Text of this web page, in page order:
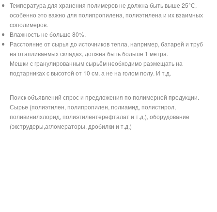
Температура для хранения полимеров не должна быть выше 25°С,
особенно это важно для полипропилена, полиэтилена и их взаимных
сополимеров.
Влажность не больше 80%.
Расстояние от сырья до источников тепла, например, батарей и труб
на отапливаемых складах, должна быть больше 1 метра.
Мешки с гранулированным сырьём необходимо размещать на
подтарниках с высотой от 10 см, а не на голом полу. И т.д.
Поиск объявлений спрос и предложения по полимерной продукции.
Сырье (полиэтилен, полипропилен, полиамид, полистирол,
поливинилхлорид, полиэтилентерефталат и т.д.), оборудование
(экструдеры,агломераторы, дробилки и т.д.)